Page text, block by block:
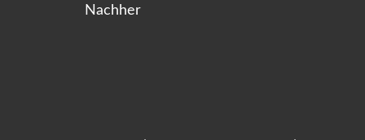
Nachher